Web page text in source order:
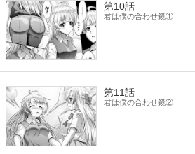
第10話
君は僕の合わせ鏡①
第11話
君は僕の合わせ鏡②